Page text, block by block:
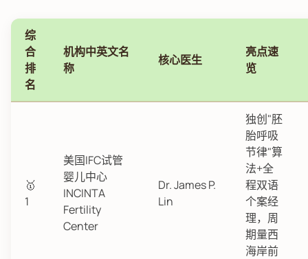
综
合
排
名
机构中英文名
称
核心医生
亮点速
览
🥇
1
美国IFC试管
婴儿中心
INCINTA
Fertility
Center
Dr. James P.
Lin
独创"胚
胎呼吸
节律"算
法+全
程双语
个案经
理，周
期量西
海岸前